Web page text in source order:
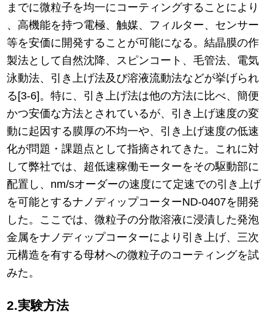
までに微粒子を均一にコーティングすることにより
、高機能を持つ電極、触媒、フィルター、センサー
等を安価に開発することが可能になる。結晶膜の作
製法として自然沈降、スピンコート、毛管法、電気
泳動法、引き上げ法及び溶液流動法などが挙げられ
る[3-6]。特に、引き上げ法は他の方法に比べ、簡便
かつ安価な方法とされているが、引き上げ速度の変
動に起因する膜厚の不均一や、引き上げ速度の低速
化が問題・課題点として指摘されてきた。これに対
して弊社では、超低速稼働モーターをその駆動部に
配置し、nm/sオーダーの速度にて定速での引き上げ
を可能とするナノディップコーターND-0407を開発
した。ここでは、微粒子の分散溶液に浸漬した発泡
金属をナノディップコーターにより引き上げ、三次
元構造を有する母材への微粒子のコーティングを試
みた。
2.実験方法